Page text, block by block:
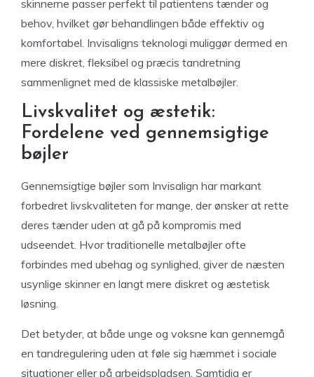
skinnerne passer perfekt til patientens tænder og
behov, hvilket gør behandlingen både effektiv og
komfortabel. Invisaligns teknologi muliggør dermed en
mere diskret, fleksibel og præcis tandretning
sammenlignet med de klassiske metalbøjler.
Livskvalitet og æstetik:
Fordelene ved gennemsigtige
bøjler
Gennemsigtige bøjler som Invisalign har markant
forbedret livskvaliteten for mange, der ønsker at rette
deres tænder uden at gå på kompromis med
udseendet. Hvor traditionelle metalbøjler ofte
forbindes med ubehag og synlighed, giver de næsten
usynlige skinner en langt mere diskret og æstetisk
løsning.
Det betyder, at både unge og voksne kan gennemgå
en tandregulering uden at føle sig hæmmet i sociale
situationer eller på arbejdspladsen. Samtidig er